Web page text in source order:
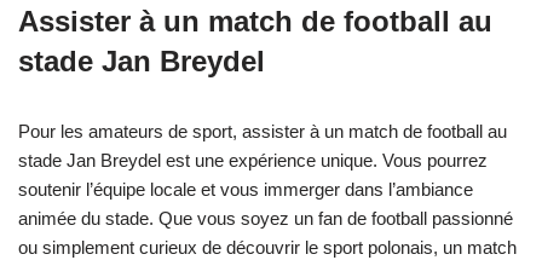
Assister à un match de football au
stade Jan Breydel
Pour les amateurs de sport, assister à un match de football au
stade Jan Breydel est une expérience unique. Vous pourrez
soutenir l’équipe locale et vous immerger dans l’ambiance
animée du stade. Que vous soyez un fan de football passionné
ou simplement curieux de découvrir le sport polonais, un match